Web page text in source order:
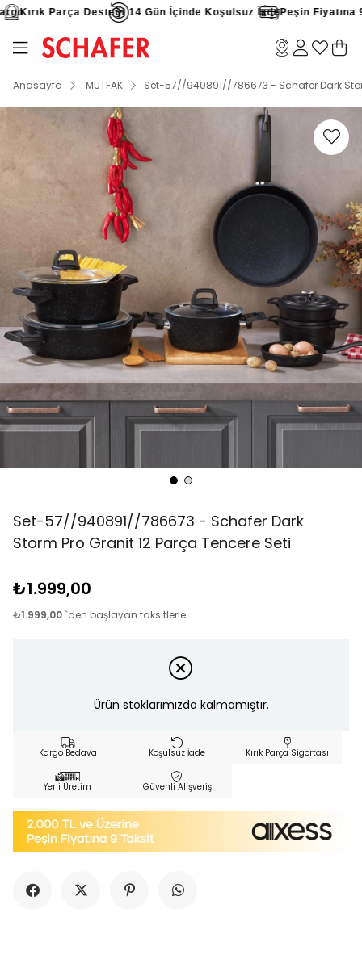
Kırık Parça Desteği 14 Gün İçinde Koşulsuz İadePeşin Fiyatına 9
Anasayfa MUTFAK Set-57//940891//786673 - Schafer Dark
Set-57//940891//786673 - Schafer Dark
Storm Pro Granit 12 Parça Tencere Seti
₺1.999,00
₺1.999,00 `den başlayan taksitlerle
Ürün stoklarımızda kalmamıştır.
Kargo Bedava Koşulsuz İade Kırık Parça Sigortası
Yerli Üretim Güvenli Alışveriş